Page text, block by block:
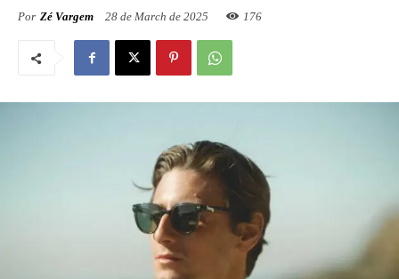
Por Zé Vargem 28 de March de 2025 176